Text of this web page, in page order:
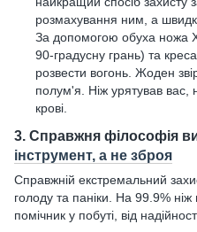
розмахування ним, а
За допомогою обуха ножа
90-градусну грань) та
розвести вогонь. Жоден
полум'я. Ніж урятував вас,
крові.
3. Справжня філософія
інструмент, а не зброя
Справжній екстремальний
голоду та паніки. На 99.9%
помічник у побуті, від